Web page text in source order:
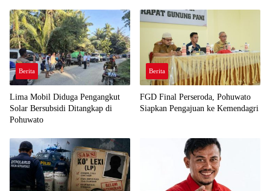
Berita
Lima Mobil Diduga Pengangkut
Solar Bersubsidi Ditangkap di
Pohuwato
Berita
FGD Final Perseroda, Pohuwato
Siapkan Pengajuan ke Kemendagri